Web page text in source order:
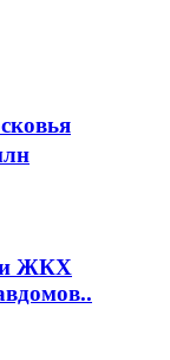
ЖКХ